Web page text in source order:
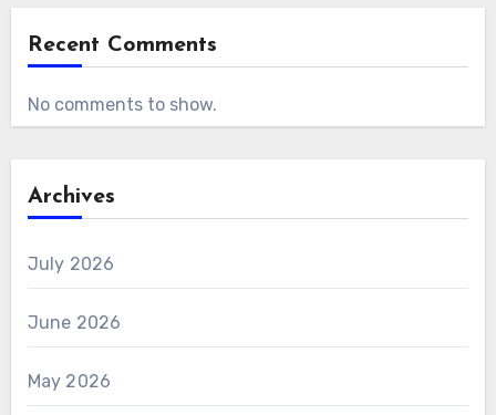
Recent Comments
No comments to show.
Archives
July 2026
June 2026
May 2026